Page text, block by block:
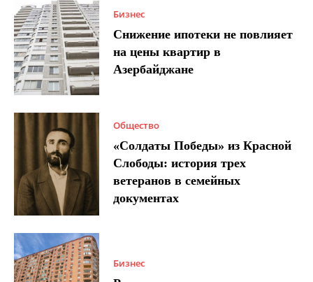
Бизнес
Снижение ипотеки не повлияет
на цены квартир в
Азербайджане
Общество
«Солдаты Победы» из Красной
Слободы: история трех
ветеранов в семейных
документах
Бизнес